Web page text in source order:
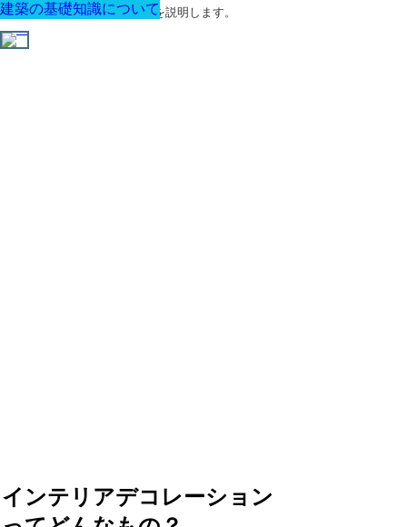
建築に関する用語と関連法令を説明します。
インテリアデコレーション
建築の基礎知識について
建築の基礎知識について
建築の基礎知識について
建築の基礎知識について
建築の基礎知識について
建築の基礎知識について
建築の基礎知識について